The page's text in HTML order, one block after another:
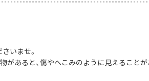
いませ。
あると、傷やへこみのように見えることが